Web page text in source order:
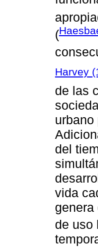
(
Harvey
de las
del
vida
de uso